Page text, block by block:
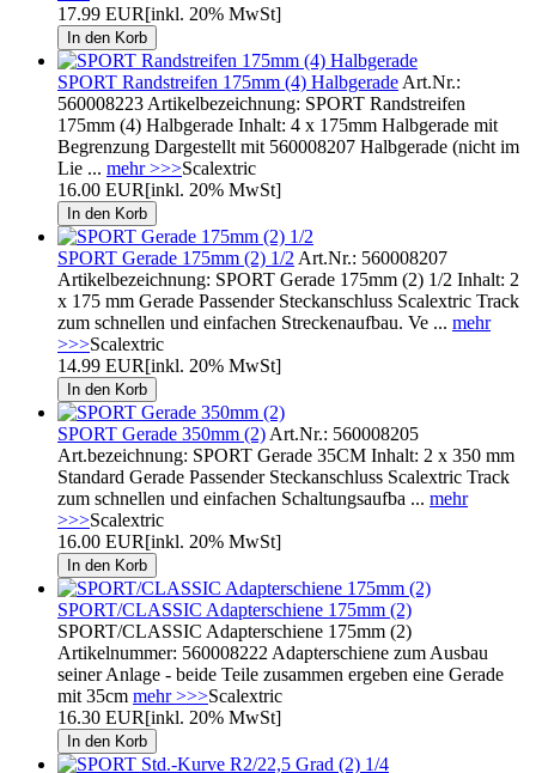
17.99 EUR[inkl. 20% MwSt]
SPORT Randstreifen 175mm (4) Halbgerade Art.Nr.:
560008223 Artikelbezeichnung: SPORT Randstreifen
175mm (4) Halbgerade Inhalt: 4 x 175mm Halbgerade mit
Begrenzung Dargestellt mit 560008207 Halbgerade (nicht im
Lie ... mehr >>>Scalextric
16.00 EUR[inkl. 20% MwSt]
SPORT Gerade 175mm (2) 1/2 Art.Nr.: 560008207
Artikelbezeichnung: SPORT Gerade 175mm (2) 1/2 Inhalt: 2
x 175 mm Gerade Passender Steckanschluss Scalextric Track
zum schnellen und einfachen Streckenaufbau. Ve ... mehr
>>>Scalextric
14.99 EUR[inkl. 20% MwSt]
SPORT Gerade 350mm (2) Art.Nr.: 560008205
Art.bezeichnung: SPORT Gerade 35CM Inhalt: 2 x 350 mm
Standard Gerade Passender Steckanschluss Scalextric Track
zum schnellen und einfachen Schaltungsaufba ... mehr
>>>Scalextric
16.00 EUR[inkl. 20% MwSt]
SPORT/CLASSIC Adapterschiene 175mm (2)
SPORT/CLASSIC Adapterschiene 175mm (2)
Artikelnummer: 560008222 Adapterschiene zum Ausbau
seiner Anlage - beide Teile zusammen ergeben eine Gerade
mit 35cm mehr >>>Scalextric
16.30 EUR[inkl. 20% MwSt]